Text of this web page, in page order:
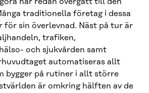
traditionella företag i dessa
för sin överlevnad. Näst på tur är
trafiken,
och sjukvården samt
automatiseras allt
bygger på rutiner i allt större
är omkring hälften av de